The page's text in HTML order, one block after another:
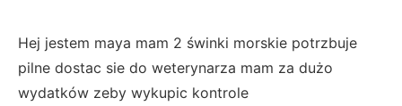
Hej jestem maya mam 2 świnki morskie potrzbuje
pilne dostac sie do weterynarza mam za dużo
wydatków zeby wykupic kontrole